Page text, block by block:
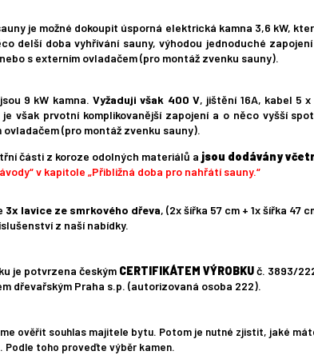
je možné dokoupit úsporná elektrická kamna 3,6 kW,
delší doba vyhřívání sauny, výhodou jednoduché
s externím ovladačem (pro montáž zvenku sauny).
9 kW kamna. Vyžaduji však 400 V, jištění 16A, kabel 5
je však prvotní komplikovanější zapojení a o něco vyšší
(pro montáž zvenku sauny).
části z koroze odolných materiálů a jsou dodávány
v kapitole „Přibližná doba pro nahřátí sauny.“
3x lavice ze smrkového dřeva, (2x šířka 57 cm + 1x šířka 47
z naší nabídky.
je potvrzena českým CERTIFIKÁTEM VÝROBKUč. 3893/
dřevařským Praha s.p. (autorizovaná osoba 222).
ověřit souhlas majitele bytu. Potom je nutné zjistit, jaké
Podle toho proveďte výběr kamen.